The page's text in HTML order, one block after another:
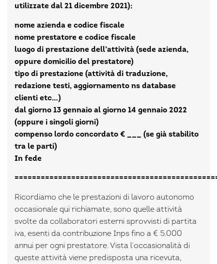
utilizzate dal 21 dicembre 2021):
nome azienda e codice fiscale
nome prestatore e codice fiscale
luogo di prestazione dell’attività (sede azienda,
oppure domicilio del prestatore)
tipo di prestazione (attività di traduzione,
redazione testi, aggiornamento ns database
clienti etc…)
dal giorno 13 gennaio al giorno 14 gennaio 2022
(oppure i singoli giorni)
compenso lordo concordato € ___ (se già stabilito
tra le parti)
In fede
Ricordiamo che le prestazioni di lavoro autonomo
occasionale qui richiamate, sono quelle attività
svolte da collaboratori esterni sprovvisti di partita
iva, esenti da contribuzione Inps fino a € 5.000
annui per ogni prestatore. Vista l’occasionalità di
queste attività viene predisposta una ricevuta,